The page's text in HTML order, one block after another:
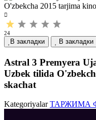
24
В закладки В закладки
Astral 3 Premyera
Uzbek tilida
skachat
Kategoriyalar ТАРЖИМА